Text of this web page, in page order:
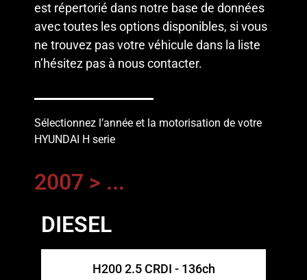
est répertorié dans notre base de données
avec toutes les options disponibles, si vous
ne trouvez pas votre véhicule dans la liste
n’hésitez pas à nous contacter.
Sélectionnez l’année et la motorisation de votre
HYUNDAI H serie
2007 > ...
DIESEL
H200 2.5 CRDI - 136ch